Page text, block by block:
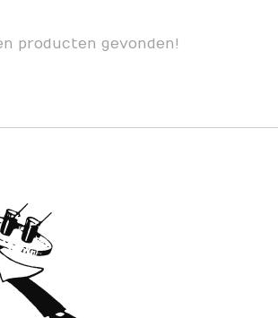
producten gevonden!